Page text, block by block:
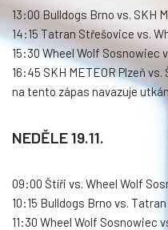
13:00 Bulldogs Brno vs. SKH
14:15 Tatran Střešovice vs.
15:30 Wheel Wolf Sosnowiec
16:45 SKH METEOR Plzeň vs.
na tento zápas navazuje
NEDĚLE 19.11.
09:00 Štíři vs. Wheel Wolf
10:15 Bulldogs Brno vs.
11:30 Wheel Wolf Sosnowiec